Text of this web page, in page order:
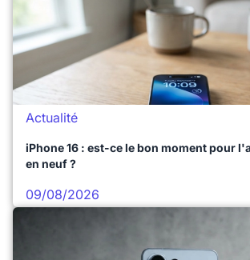
Actualité
iPhone 16 : est-ce le bon moment pour
en neuf ?
09/08/2026